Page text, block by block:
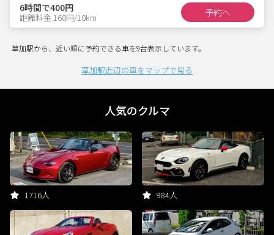
6時間で400円
距離料金 160円/10km 予約へ
草加駅から、近い順に予約できる車を9台表示しています。
草加駅近辺の車をマップで見る
人気のクルマ
1716人 984人